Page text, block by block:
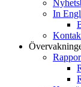
In